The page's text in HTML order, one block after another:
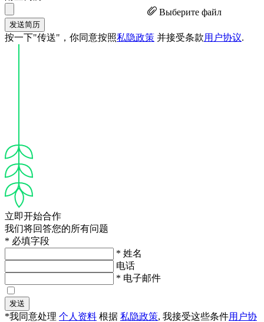
Выберите файл
发送简历
按一下"传送"，你同意按照私隐政策 并接受条款用户协议.
立即开始合作
我们将回答您的所有问题
* 必填字段
* 姓名
电话
* 电子邮件
发送
*我同意处理 个人资料 根据 私隐政策, 我接受这些条件用户协